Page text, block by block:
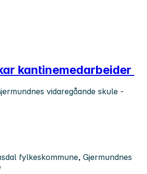
kantinemedarbeider
vidaregåande skule -
fylkeskommune, Gjermundnes